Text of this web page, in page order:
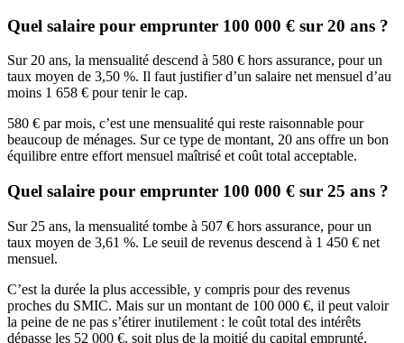
Quel salaire pour emprunter 100 000 € sur 20 ans ?
Sur 20 ans, la mensualité descend à 580 € hors assurance, pour un
taux moyen de 3,50 %. Il faut justifier d’un salaire net mensuel d’au
moins 1 658 € pour tenir le cap.
580 € par mois, c’est une mensualité qui reste raisonnable pour
beaucoup de ménages. Sur ce type de montant, 20 ans offre un bon
équilibre entre effort mensuel maîtrisé et coût total acceptable.
Quel salaire pour emprunter 100 000 € sur 25 ans ?
Sur 25 ans, la mensualité tombe à 507 € hors assurance, pour un
taux moyen de 3,61 %. Le seuil de revenus descend à 1 450 € net
mensuel.
C’est la durée la plus accessible, y compris pour des revenus
proches du SMIC. Mais sur un montant de 100 000 €, il peut valoir
la peine de ne pas s’étirer inutilement : le coût total des intérêts
dépasse les 52 000 €, soit plus de la moitié du capital emprunté.